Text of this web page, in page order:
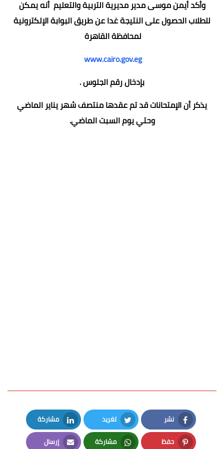
وأكد أيمن موسى مدير مديرية التربية والتعليم أنه يمكن
للطلاب الحصول على النتيجة غدا عن طريق البوابة الإلكترونية
لمحافظة القاهرة
www.cairo.gov.eg
بإدخال رقم الجلوس .
يذكر أن الإمتحانات قد تم عقدها منتصف شهر يناير الماضي
وحتي يوم السبت الماضي.
نشر
Facebook
تغريد
Twitter
مشاركة
LinkedIn
حفظ مشاركة إرسال